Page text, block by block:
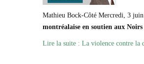
Mathieu Bock-Côté Mercredi, 3
montréalaise en soutien aux
Lire la suite : La violence contre la